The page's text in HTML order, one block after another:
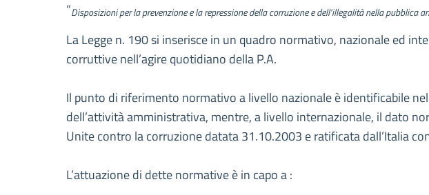
“Disposizioni per la prevenzione e la repressione della corruzione e dell’illegalità nella pubblica
La Legge n. 190 si inserisce in un quadro normativo, nazionale ed
corruttive nell’agire quotidiano della P.A.
Il punto di riferimento normativo a livello nazionale è identificabile
dell’attività amministrativa, mentre, a livello internazionale, il dato
Unite contro la corruzione datata 31.10.2003 e ratificata dall’Italia
L’attuazione di dette normative è in capo a :